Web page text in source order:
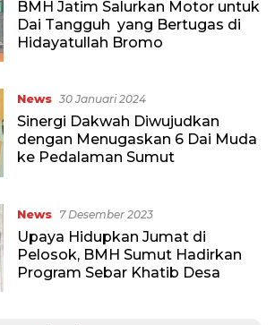
BMH Jatim Salurkan Motor untuk
Dai Tangguh yang Bertugas di
Hidayatullah Bromo
News 30 Januari 2024
Sinergi Dakwah Diwujudkan
dengan Menugaskan 6 Dai Muda
ke Pedalaman Sumut
News 7 Desember 2023
Upaya Hidupkan Jumat di
Pelosok, BMH Sumut Hadirkan
Program Sebar Khatib Desa